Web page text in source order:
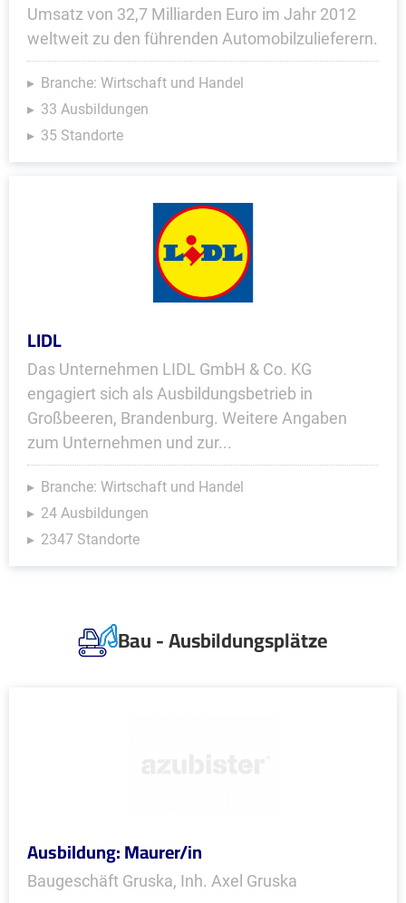
Umsatz von 32,7 Milliarden Euro im Jahr 2012
weltweit zu den führenden Automobilzulieferern.
Branche: Wirtschaft und Handel
33 Ausbildungen
35 Standorte
LIDL
Das Unternehmen LIDL GmbH & Co. KG
engagiert sich als Ausbildungsbetrieb in
Großbeeren, Brandenburg. Weitere Angaben
zum Unternehmen und zur...
Branche: Wirtschaft und Handel
24 Ausbildungen
2347 Standorte
Bau - Ausbildungsplätze
Ausbildung: Maurer/in
Baugeschäft Gruska, Inh. Axel Gruska